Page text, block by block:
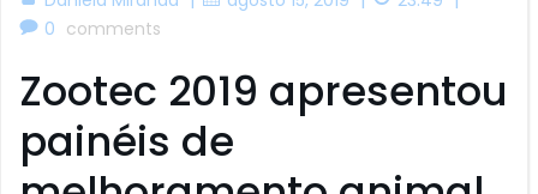
0 comments
Zootec 2019 apresentou
painéis de